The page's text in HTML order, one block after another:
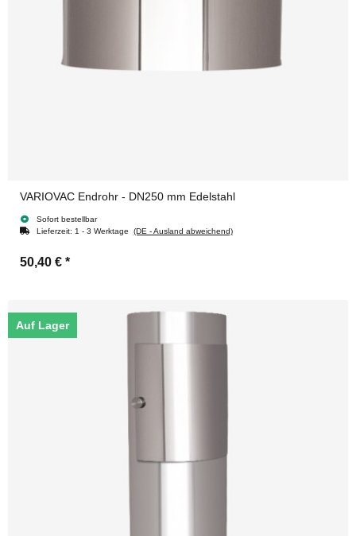
VARIOVAC Endrohr - DN250 mm Edelstahl
Sofort bestellbar
Lieferzeit: 1 - 3 Werktage (DE - Ausland abweichend)
50,40 € *
Auf Lager